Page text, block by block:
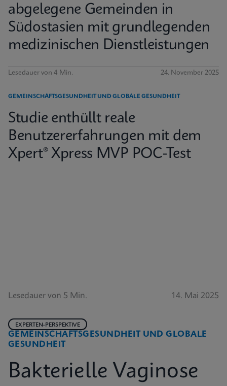
abgelegene Gemeinden in
Südostasien mit grundlegenden
medizinischen Dienstleistungen
Lesedauer von 4 Min. 24. November 2025
GEMEINSCHAFTSGESUNDHEIT UND GLOBALE GESUNDHEIT
Studie enthüllt reale
Benutzererfahrungen mit dem
Xpert® Xpress MVP POC-Test
Lesedauer von 5 Min. 14. Mai 2025
GEMEINSCHAFTSGESUNDHEIT UND GLOBALE
GESUNDHEIT
EXPERTEN-PERSPEKTIVE
Bakterielle Vaginose